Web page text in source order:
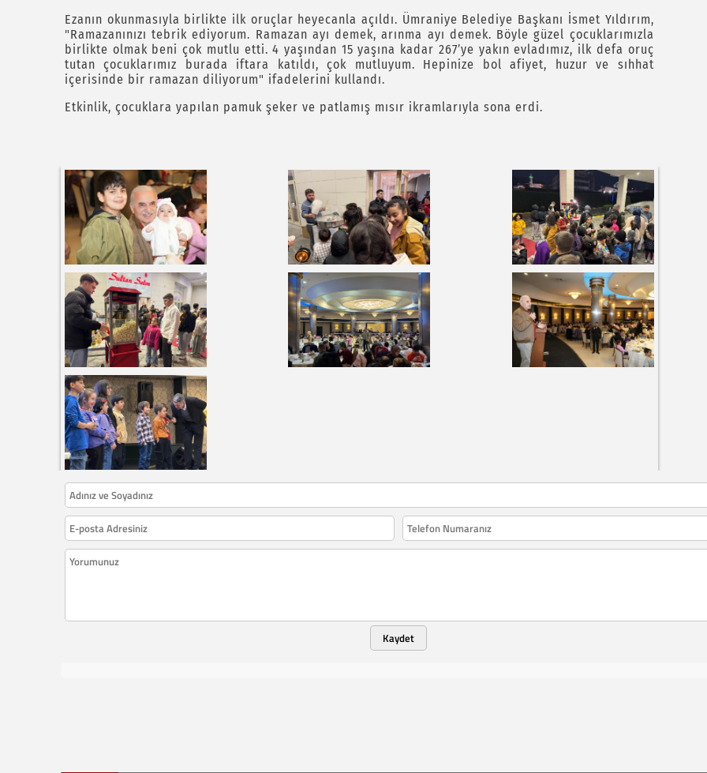
Ezanın okunmasıyla birlikte ilk oruçlar heyecanla açıldı. Ümraniye Belediye Başkanı İsmet Yıldırım,
"Ramazanınızı tebrik ediyorum. Ramazan ayı demek, arınma ayı demek. Böyle güzel çocuklarımızla
birlikte olmak beni çok mutlu etti. 4 yaşından 15 yaşına kadar 267’ye yakın evladımız, ilk defa oruç
tutan çocuklarımız burada iftara katıldı, çok mutluyum. Hepinize bol afiyet, huzur ve sıhhat
içerisinde bir ramazan diliyorum" ifadelerini kullandı.
Etkinlik, çocuklara yapılan pamuk şeker ve patlamış mısır ikramlarıyla sona erdi.
Kaydet